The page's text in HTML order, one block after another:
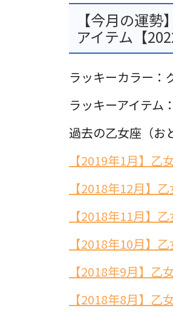
【今月の運
アイテム【
ラッキーカラー：
ラッキーアイテム
過去の乙女座（お
【2019年1月】乙
【2018年12月】
【2018年11月】
【2018年10月】
【2018年9月】乙
【2018年8月】乙